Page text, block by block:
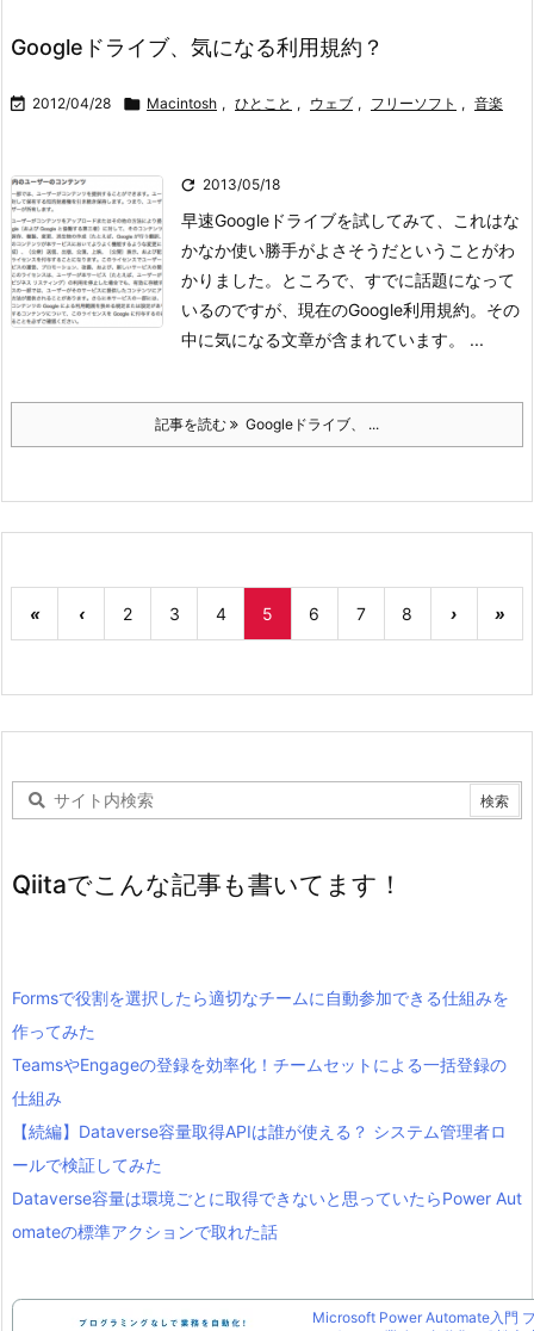
Googleドライブ、気になる利用規約？
 2012/04/28  Macintosh , ひとこと , ウェブ , フリーソフト , 音楽
 2013/05/18
早速Googleドライブを試してみて、これはな
かなか使い勝手がよさそうだということがわ
かりました。
ところで、すでに話題になって
いるのですが、現在のGoogle利用規約。その
中に気になる文章が含まれています。
...
記事を読む Googleドライブ、 ...
« ‹ 2 3 4 5 6 7 8 › »
Qiitaでこんな記事も書いてます！
Formsで役割を選択したら適切なチームに自動参加できる仕組みを
作ってみた
TeamsやEngageの登録を効率化！チームセットによる一括登録の
仕組み
【続編】Dataverse容量取得APIは誰が使える？ システム管理者ロ
ールで検証してみた
Dataverse容量は環境ごとに取得できないと思っていたらPower Aut
omateの標準アクションで取れた話
Microsoft Power Automate入門